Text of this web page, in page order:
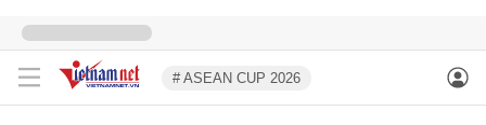
# ASEAN CUP 2026